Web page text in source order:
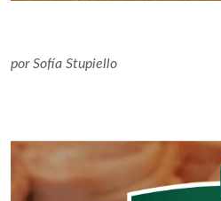
porSofía Stupiello